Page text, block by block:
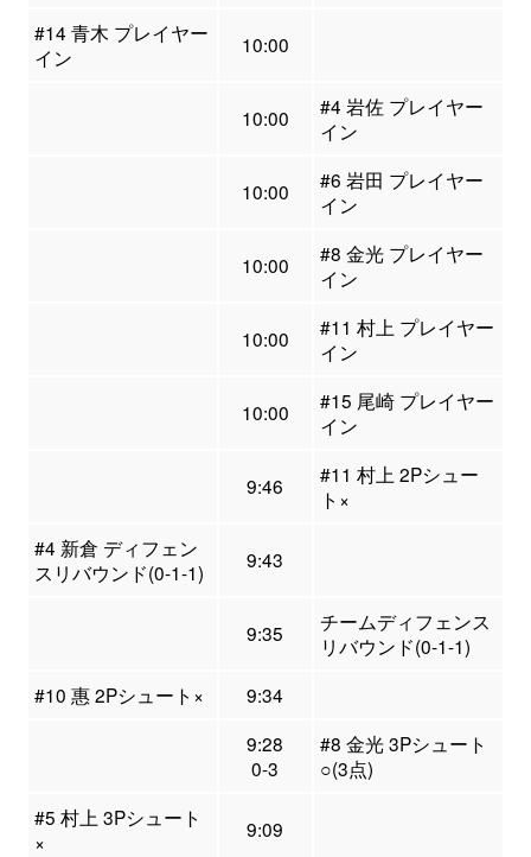
#14 青木 プレイヤー
イン
10:00
10:00
#4 岩佐 プレイヤー
イン
10:00
#6 岩田 プレイヤー
イン
10:00
#8 金光 プレイヤー
イン
10:00
#11 村上 プレイヤー
イン
10:00
#15 尾崎 プレイヤー
イン
9:46
#11 村上 2Pシュー
ト×
#4 新倉 ディフェン
スリバウンド(0-1-1)
9:43
9:35
チームディフェンス
リバウンド(0-1-1)
#10 惠 2Pシュート×
9:34
9:28
0-3
#8 金光 3Pシュート
○(3点)
#5 村上 3Pシュート
×
9:09